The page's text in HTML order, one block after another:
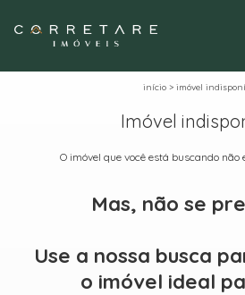
início > imóvel
Imóvel
O imóvel que você está buscando
Mas, não se
Use a nossa busca
o imóvel ideal